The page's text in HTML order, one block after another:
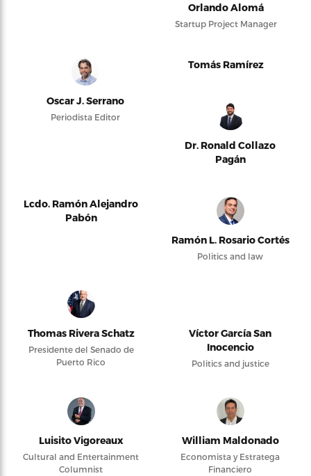
Orlando Alomá
Startup Project Manager
Oscar J. Serrano
Periodista Editor
Tomás Ramírez
Dr. Ronald Collazo
Pagán
Lcdo. Ramón Alejandro
Pabón
Ramón L. Rosario Cortés
Politics and law
Thomas Rivera Schatz
Presidente del Senado de
Puerto Rico
Víctor García San
Inocencio
Politics and justice
Luisito Vigoreaux
Cultural and Entertainment
Columnist
William Maldonado
Economista y Estratega
Financiero